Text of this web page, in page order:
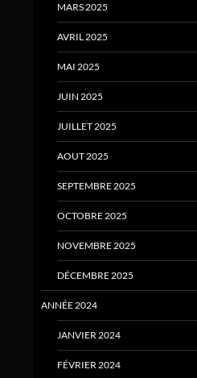
MARS 2025
AVRIL 2025
MAI 2025
JUIN 2025
JUILLET 2025
AOUT 2025
SEPTEMBRE 2025
OCTOBRE 2025
NOVEMBRE 2025
DÉCEMBRE 2025
ANNÉE 2024
JANVIER 2024
FÉVRIER 2024